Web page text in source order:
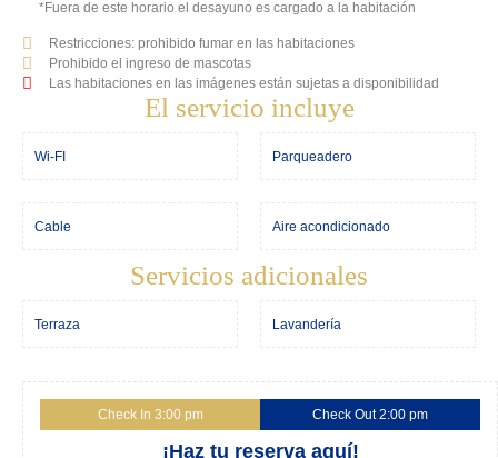
*Fuera de este horario el desayuno es cargado a la habitación
Restricciones: prohibido fumar en las habitaciones
Prohibido el ingreso de mascotas
Las habitaciones en las imágenes están sujetas a disponibilidad
El servicio incluye
Wi-FI Parqueadero
Cable Aire acondicionado
Servicios adicionales
Terraza Lavandería
Check In 3:00 pm Check Out 2:00 pm
¡Haz tu reserva aquí!